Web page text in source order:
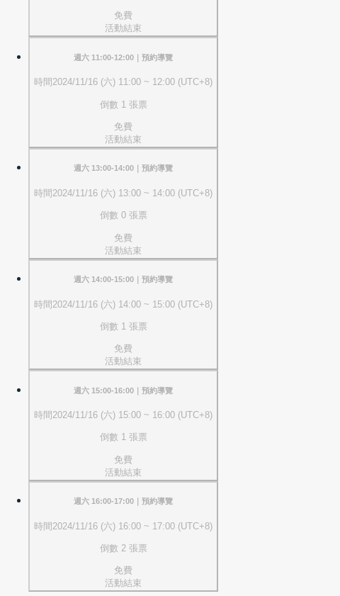
免費
活動結束
週六 11:00-12:00｜預約導覽
時間 2024/11/16 (六) 11:00 ~ 12:00 (UTC+8)
倒數 1 張票
免費
活動結束
週六 13:00-14:00｜預約導覽
時間 2024/11/16 (六) 13:00 ~ 14:00 (UTC+8)
倒數 0 張票
免費
活動結束
週六 14:00-15:00｜預約導覽
時間2024/11/16 (六) 14:00 ~ 15:00 (UTC+8)
倒數 1 張票
免費
活動結束
週六 15:00-16:00｜預約導覽
時間 2024/11/16 (六) 15:00 ~ 16:00 (UTC+8)
倒數 1 張票
免費
活動結束
週六 16:00-17:00｜預約導覽
時間2024/11/16 (六) 16:00 ~ 17:00 (UTC+8)
倒數 2 張票
免費
活動結束